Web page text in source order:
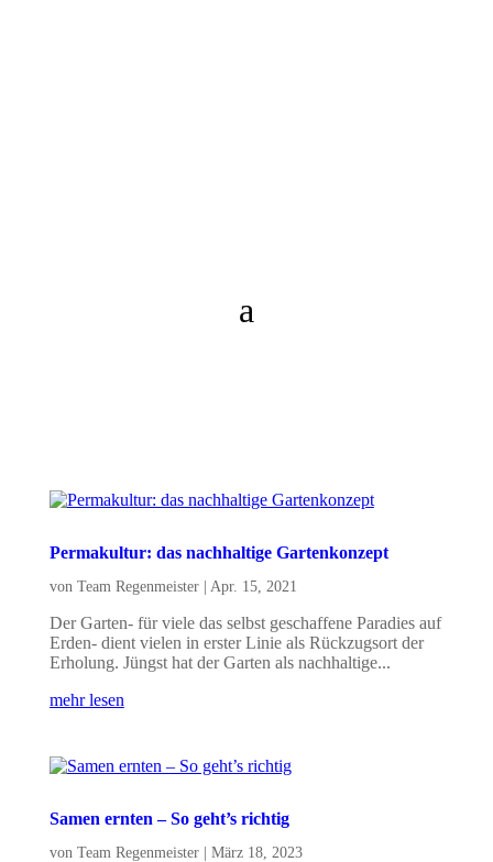
Permakultur: das nachhaltige Gartenkonzept
von Team Regenmeister| Apr. 15, 2021
Der Garten- für viele das selbst geschaffene Paradies auf
Erden- dient vielen in erster Linie als Rückzugsort der
Erholung. Jüngst hat der Garten als nachhaltige...
mehr lesen
Samen ernten – So geht’s richtig
von Team Regenmeister| März 18, 2023